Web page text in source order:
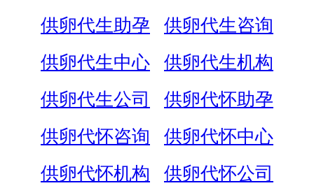
供卵代生助孕
供卵代生咨询
供卵代生中心
供卵代生机构
供卵代生公司
供卵代怀助孕
供卵代怀咨询
供卵代怀中心
供卵代怀机构
供卵代怀公司